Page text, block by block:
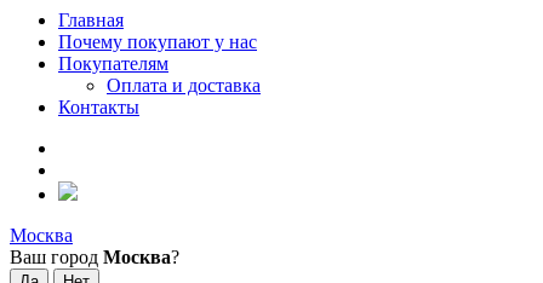
Главная
Почему покупают у нас
Покупателям
Оплата и доставка
Контакты
Москва
Ваш город Москва?